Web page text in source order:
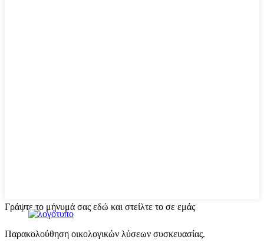
Γράψτε το μήνυμά σας εδώ και στείλτε το σε εμάς
Παρακολούθηση οικολογικών λύσεων συσκευασίας.